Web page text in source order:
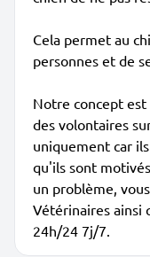
Cela permet au
personnes et de
Notre concept est
des volontaires
uniquement car
qu'ils sont
un problème,
Vétérinaires ainsi
24h/24 7j/7.